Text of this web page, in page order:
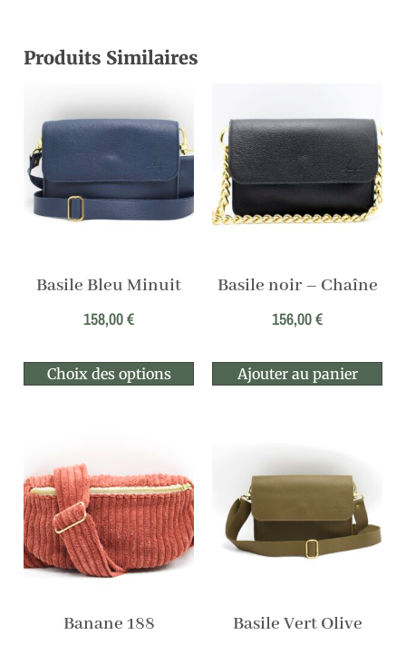
Produits Similaires
Basile Bleu Minuit
158,00€
Choix des options
Basile noir – Chaîne
156,00€
Ajouter au panier
Banane 188
Basile Vert Olive